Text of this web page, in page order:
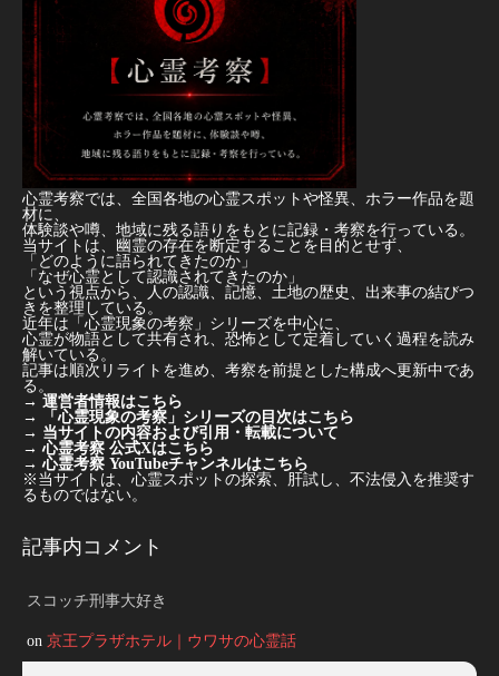
心霊考察では、全国各地の心霊スポットや怪異、ホラー作品を題
材に、
体験談や噂、地域に残る語りをもとに記録・考察を行っている。
当サイトは、幽霊の存在を断定することを目的とせず、
「どのように語られてきたのか」
「なぜ心霊として認識されてきたのか」
という視点から、人の認識、記憶、土地の歴史、出来事の結びつ
きを整理している。
近年は「心霊現象の考察」シリーズを中心に、
心霊が物語として共有され、恐怖として定着していく過程を読み
解いている。
記事は順次リライトを進め、考察を前提とした構成へ更新中であ
る。
→ 運営者情報はこちら
→
「心霊現象の考察」シリーズの目次はこちら
→ 当サイトの内容および引用・転載について
→ 心霊考察 公式Xはこちら
→ 心霊考察 YouTubeチャンネルはこちら
※当サイトは、心霊スポットの探索、肝試し、不法侵入を推奨す
るものではない。
記事内コメント
スコッチ刑事大好き
on 京王プラザホテル｜ウワサの心霊話